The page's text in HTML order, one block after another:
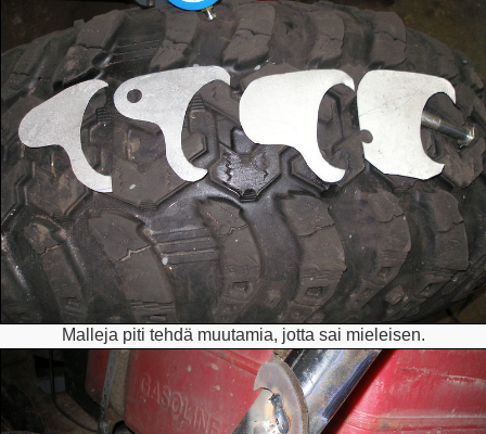
Malleja piti tehdä muutamia, jotta sai mieleisen.